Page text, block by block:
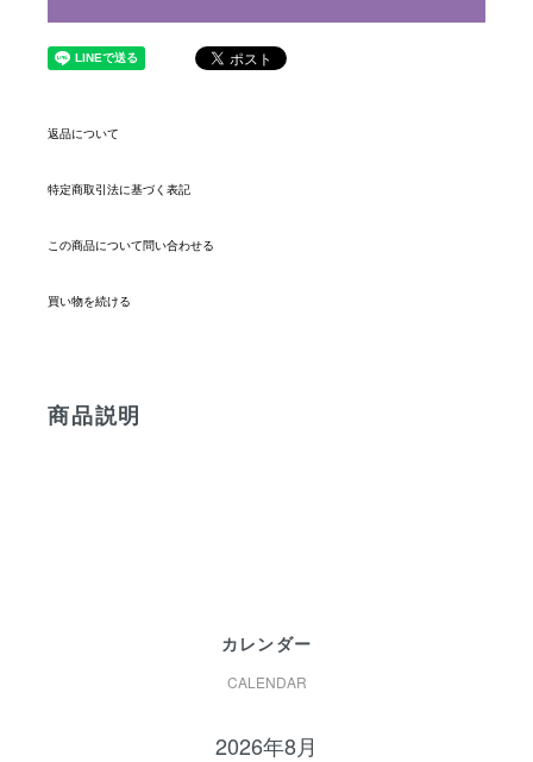
返品について
特定商取引法に基づく表記
この商品について問い合わせる
買い物を続ける
商品説明
カレンダー
CALENDAR
2026年8月